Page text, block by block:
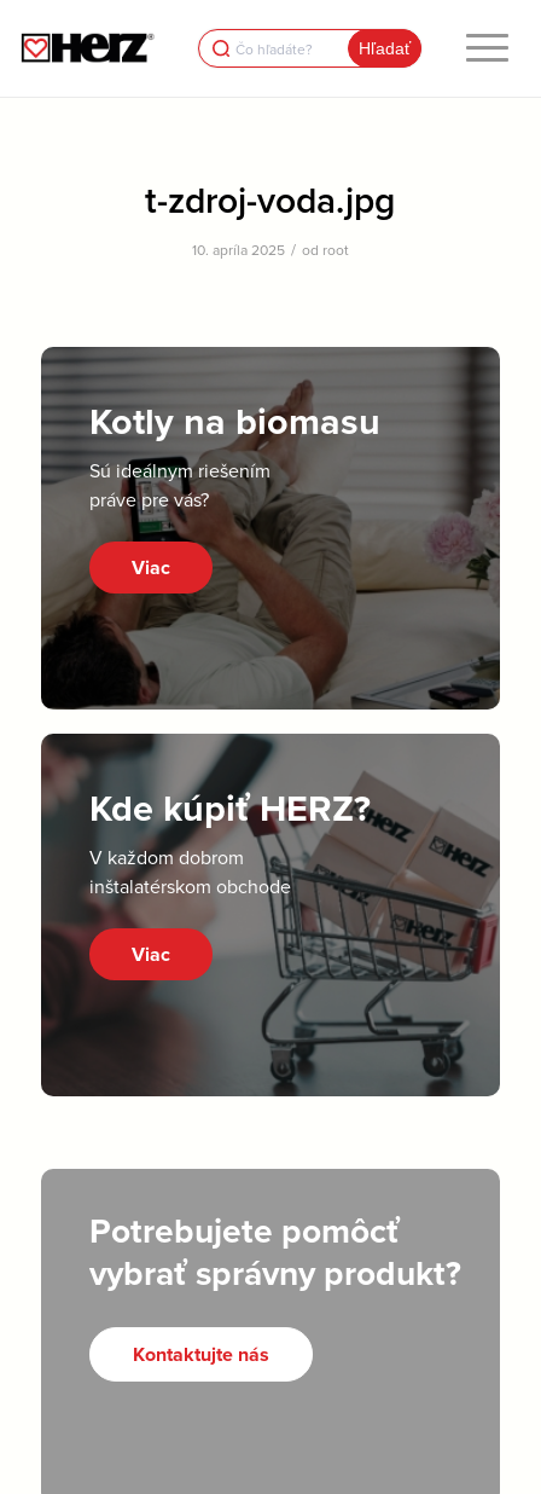
Search
for:
t-zdroj-voda.jpg
10. apríla 2025 / od root
Kotly na biomasu
Sú ideálnym riešením
práve pre vás?
Viac
Kde kúpiť HERZ?
V každom dobrom
inštalatérskom obchode
Viac
Potrebujete pomôcť
vybrať správny produkt?
Kontaktujte nás